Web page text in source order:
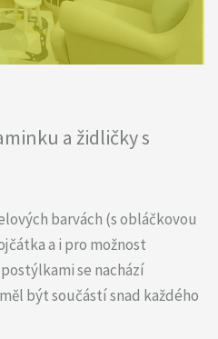
a židličky s
barvách (s obláčkovou
a i pro možnost
se nachází
být součástí snad každého